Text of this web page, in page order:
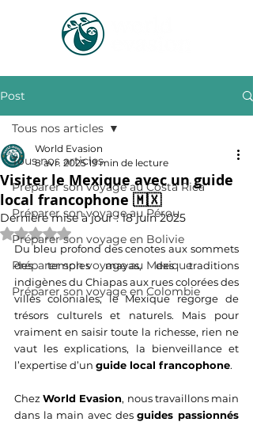
Post
Tous nos articles
Préparer son voyage au Costa Rica
Préparer son voyage au Pérou
Préparer son voyage en Bolivie
Préparer son voyage au Mexique
Préparer son voyage en Colombie
Tous nos articles
Visiter le Mexique avec un guide
local francophone 🇲🇽
World Evasion
8 avr. 2025 19 min de lecture
Dernière mise à jour :18 juin 2025
Noté NaN étoiles sur 5.
Du bleu profond des cenotes aux sommets
des temples mayas, des traditions
indigènes du Chiapas aux rues colorées des
villes coloniales, le Mexique regorge de
trésors culturels et naturels. Mais pour
vraiment en saisir toute la richesse, rien ne
vaut les explications, la bienveillance et
l’expertise d’un guide local francophone.
Chez World Evasion, nous travaillons main
dans la main avec des guides passionnés